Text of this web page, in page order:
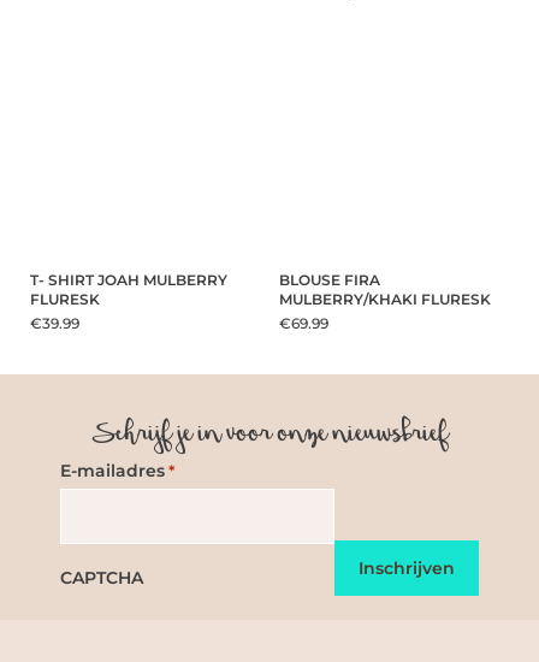
T- SHIRT JOAH MULBERRY
FLURESK
€39.99
BLOUSE FIRA
MULBERRY/KHAKI FLURESK
€69.99
Schrijf je in voor onze nieuwsbrief
E-mailadres *
CAPTCHA